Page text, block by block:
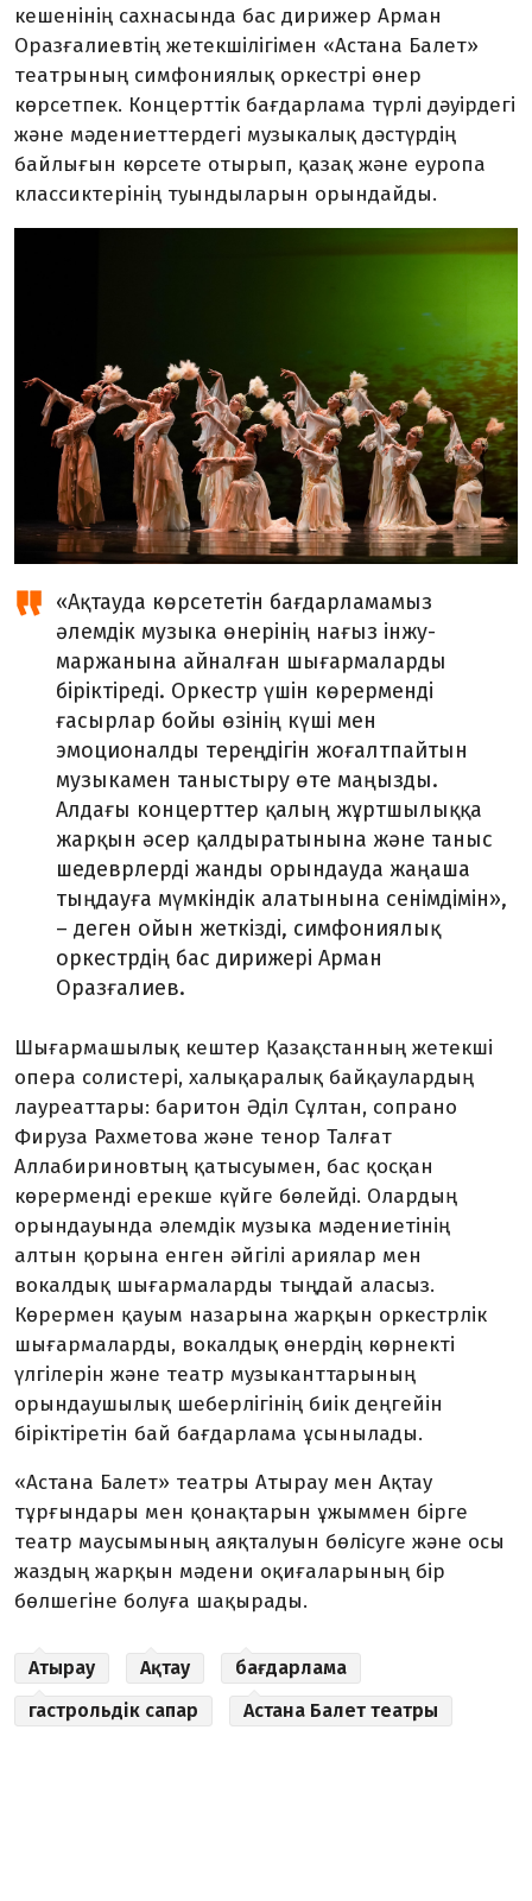
кешенінің сахнасында бас дирижер Арман
Оразғалиевтің жетекшілігімен «Астана Балет»
театрының симфониялық оркестрі өнер
көрсетпек. Концерттік бағдарлама түрлі дәуірдегі
және мәдениеттердегі музыкалық дәстүрдің
байлығын көрсете отырып, қазақ және еуропа
классиктерінің туындыларын орындайды.
«Ақтауда көрсететін бағдарламамыз
әлемдік музыка өнерінің нағыз інжу-
маржанына айналған шығармаларды
біріктіреді. Оркестр үшін көрерменді
ғасырлар бойы өзінің күші мен
эмоционалды тереңдігін жоғалтпайтын
музыкамен таныстыру өте маңызды.
Алдағы концерттер қалың жұртшылыққа
жарқын әсер қалдыратынына және таныс
шедеврлерді жанды орындауда жаңаша
тыңдауға мүмкіндік алатынына сенімдімін»,
– деген ойын жеткізді, симфониялық
оркестрдің бас дирижері Арман
Оразғалиев.
Шығармашылық кештер Қазақстанның жетекші
опера солистері, халықаралық байқаулардың
лауреаттары: баритон Әділ Сұлтан, сопрано
Фируза Рахметова және тенор Талғат
Аллабириновтың қатысуымен, бас қосқан
көрерменді ерекше күйге бөлейді. Олардың
орындауында әлемдік музыка мәдениетінің
алтын қорына енген әйгілі ариялар мен
вокалдық шығармаларды тыңдай аласыз.
Көрермен қауым назарына жарқын оркестрлік
шығармаларды, вокалдық өнердің көрнекті
үлгілерін және театр музыканттарының
орындаушылық шеберлігінің биік деңгейін
біріктіретін бай бағдарлама ұсынылады.
«Астана Балет» театры Атырау мен Ақтау
тұрғындары мен қонақтарын ұжыммен бірге
театр маусымының аяқталуын бөлісуге және осы
жаздың жарқын мәдени оқиғаларының бір
бөлшегіне болуға шақырады.
Атырау Ақтау
бағдарлама
гастрольдік сапар
Астана Балет театры